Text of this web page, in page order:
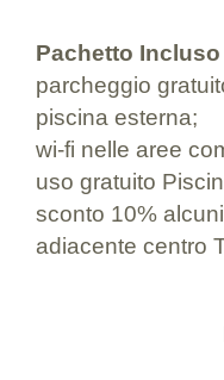
Pachetto
parcheggio
piscina esterna;
wi-fi nelle aree
uso gratuito
sconto 10%
adiacente centro